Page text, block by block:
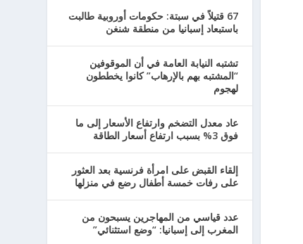
67 قتيلاً في سبتة: حكومات أوروبية طالبت
باستبعاد إسبانيا من منطقة شنغن
تشتبه النيابة العامة في أن الموقوفين
“المشتبه بهم بالإرهاب” كانوا يخططون
لهجوم
عاد معدل التضخم وارتفاع الأسعار إلى ما
فوق 3% بسبب ارتفاع أسعار الطاقة
إلقاء القبض على امرأة فرنسية بعد العثور
على رفات خمسة أطفال رضع في منزلها
عدد قياسي من المهاجرين يسبحون من
المغرب إلى إسبانيا: “وضع استثنائي”